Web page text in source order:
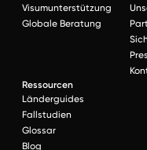
Visumunterstützung
Globale Beratung
Ressourcen
Länderguides
Fallstudien
Glossar
Blog